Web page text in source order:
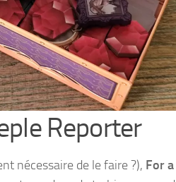
Reporter
nécessaire de le faire ?), For